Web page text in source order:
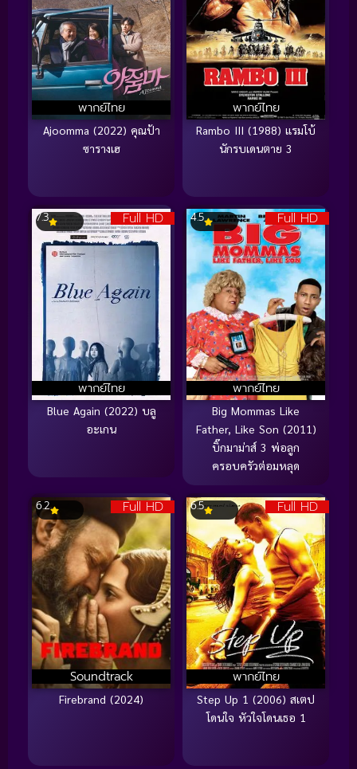
พากย์ไทย
Ajoomma (2022) คุณป้า
ซารางเฮ
พากย์ไทย
Rambo III (1988) แรมโบ้
นักรบเดนตาย 3
Full HD
พากย์ไทย
7.3
Blue Again (2022) บลู
อะเกน
Full HD
พากย์ไทย
4.5
Big Mommas Like
Father, Like Son (2011)
บิ๊กมาม่าส์ 3 พ่อลูก
ครอบครัวต่อมหลุด
Full HD
Soundtrack
6.2
Firebrand (2024)
Full HD
พากย์ไทย
6.5
Step Up 1 (2006) สเตป
โดนใจ หัวใจโดนเธอ 1